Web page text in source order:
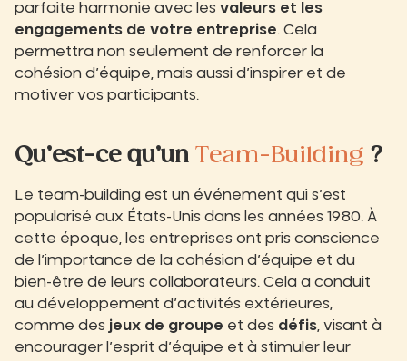
parfaite harmonie avec les valeurs et les
engagements de votre entreprise. Cela
permettra non seulement de renforcer la
cohésion d’équipe, mais aussi d’inspirer et de
motiver vos participants.
Qu’est-ce qu’un Team-Building ?
Le team-building est un événement qui s’est
popularisé aux États-Unis dans les années 1980. À
cette époque, les entreprises ont pris conscience
de l’importance de la cohésion d’équipe et du
bien-être de leurs collaborateurs. Cela a conduit
au développement d’activités extérieures,
comme des jeux de groupe et des défis , visant à
encourager l’esprit d’équipe et à stimuler leur